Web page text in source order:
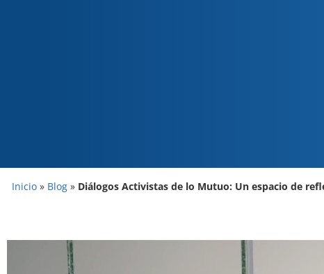
Inicio » Blog » Diálogos Activistas de lo Mutuo: Un espacio de